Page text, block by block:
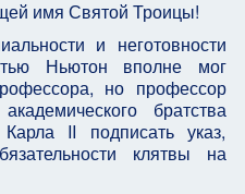
имя Святой Троицы!
и неготовности
Ньютон вполне мог
но профессор
братства
II подписать указ,
клятвы на